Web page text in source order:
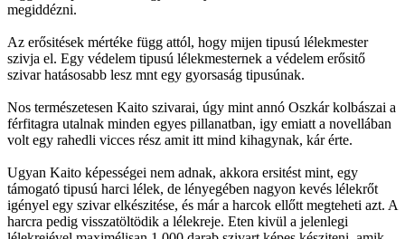
megiddézni.
Az erősitések mértéke függ attól, hogy mijen tipusú lélekmester
szivja el. Egy védelem tipusú lélekmesternek a védelem erősitő
szivar hatásosabb lesz mnt egy gyorsaság tipusúnak.
Nos természetesen Kaito szivarai, úgy mint annó Oszkár kolbászai a
férfitagra utalnak minden egyes pillanatban, igy emiatt a novellában
volt egy rahedli vicces rész amit itt mind kihagynak, kár érte.
Ugyan Kaito képességei nem adnak, akkora ersitést mint, egy
támogató tipusú harci lélek, de lényegében nagyon kevés lélekrőt
igényel egy szivar elkészitése, és már a harcok ellőtt megteheti azt. A
harcra pedig visszatöltödik a lélekreje. Eten kivül a jelenlegi